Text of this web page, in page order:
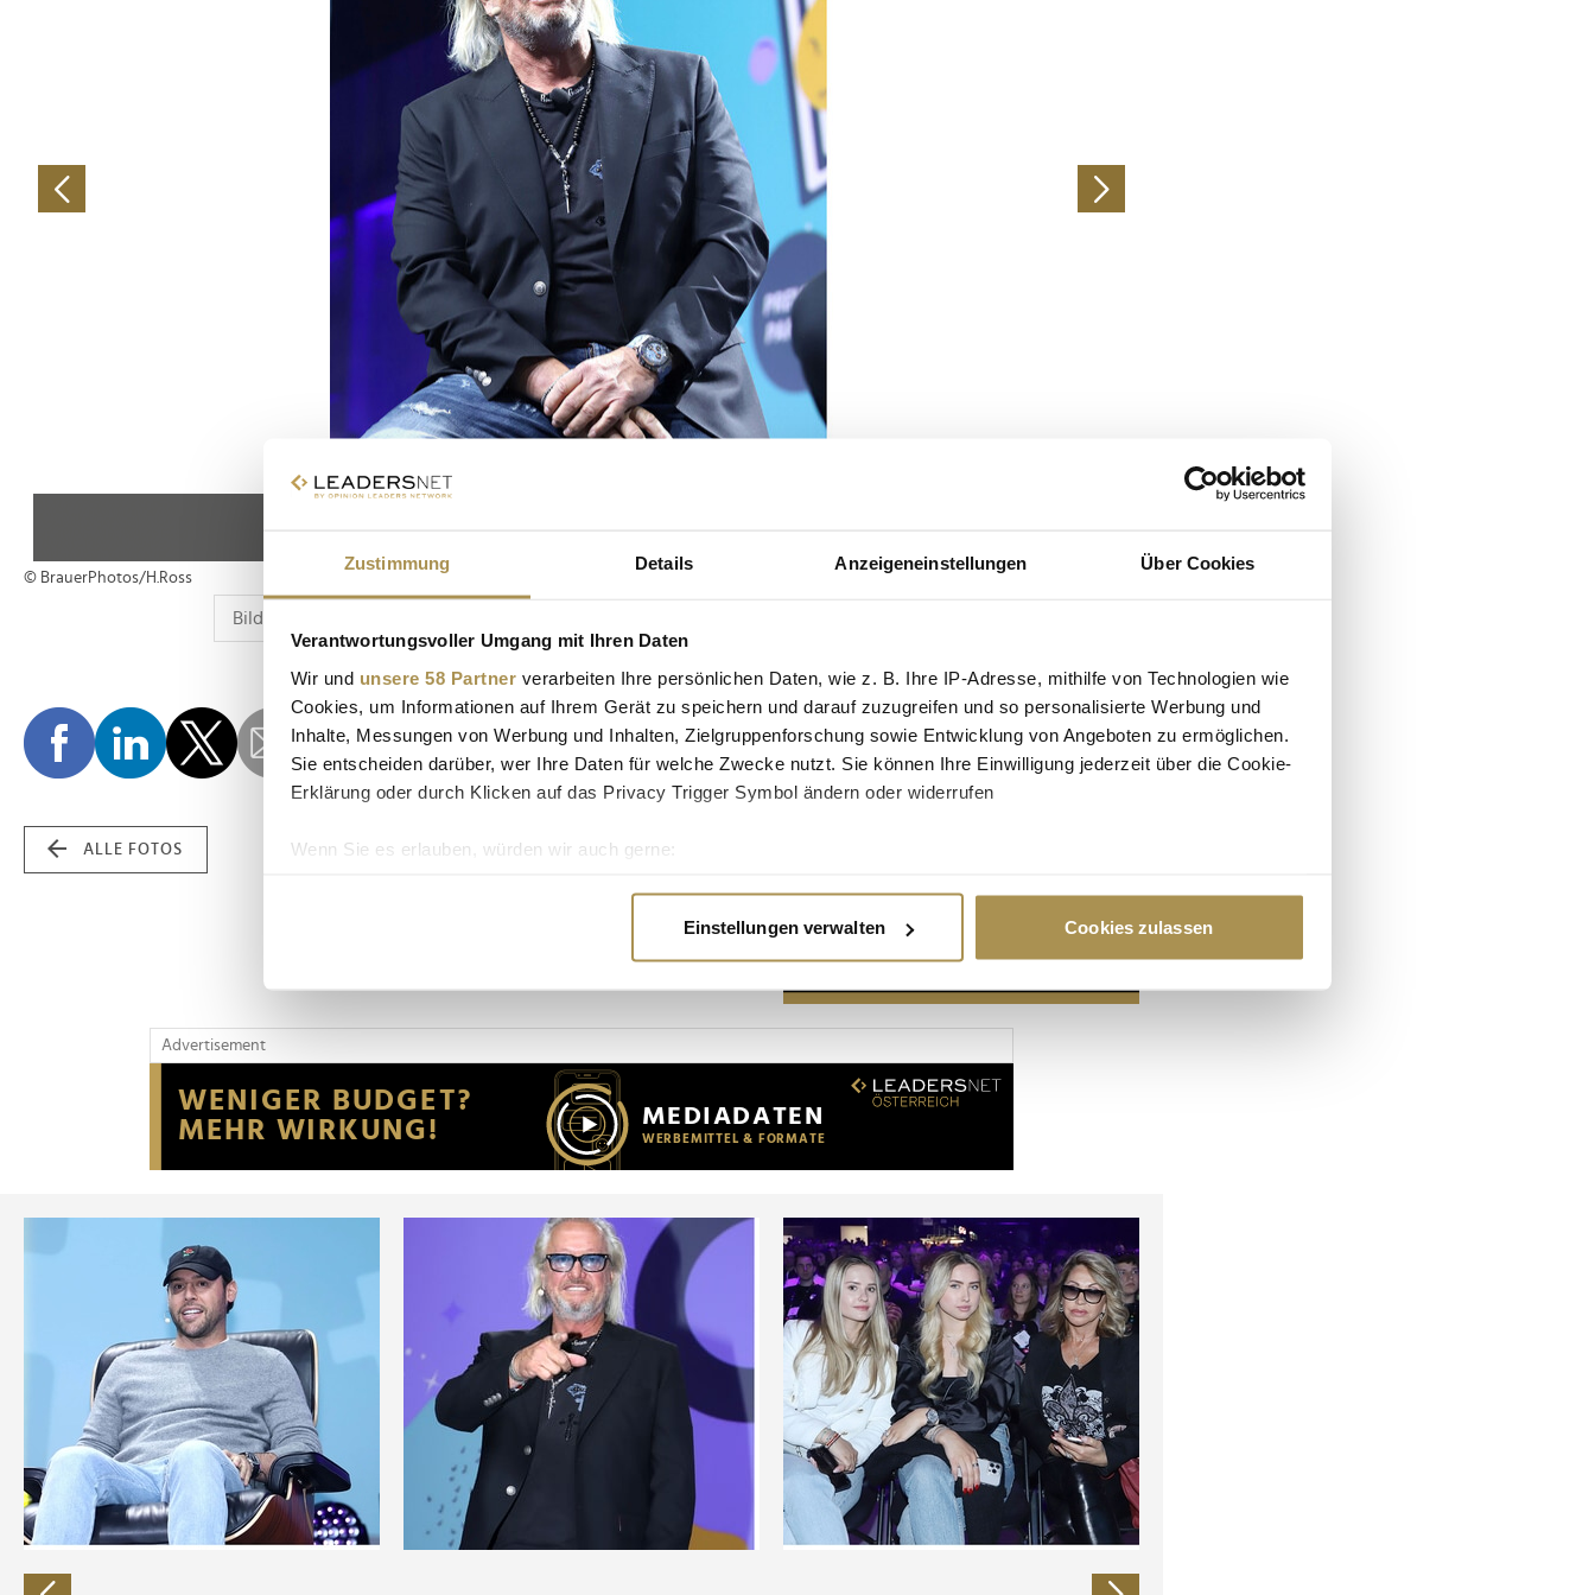
Zustimmung Details Anzeigeneinstellungen Über Cookies
Verantwortungsvoller Umgang mit Ihren Daten
Wir und unsere 58 Partner verarbeiten Ihre persönlichen Daten, wie z. B. Ihre IP-Adresse, mithilfe von Technologien wie
Cookies, um Informationen auf Ihrem Gerät zu speichern und darauf zuzugreifen und so personalisierte Werbung und
Inhalte, Messungen von Werbung und Inhalten, Zielgruppenforschung sowie Entwicklung von Angeboten zu ermöglichen.
Sie entscheiden darüber, wer Ihre Daten für welche Zwecke nutzt. Sie können Ihre Einwilligung jederzeit über die Cookie-
Erklärung oder durch Klicken auf das Privacy Trigger Symbol ändern oder widerrufen
Wenn Sie es erlauben, würden wir auch gerne:
Erfahren Sie mehr darüber, wie Ihre persönlichen Daten verarbeitet werden, und legen Sie Ihre Präferenzen im
Wir verwenden Cookies, um Inhalte und Anzeigen zu personalisieren, Funktionen für soziale Medien anbieten zu können
Website an unsere Partner für soziale Medien, Werbung und Analysen weiter. Unsere Partner führen diese Informationen
möglicherweise mit weiteren Daten zusammen, die Sie ihnen bereitgestellt haben oder die sie im Rahmen Ihrer Nutzung
der Dienste gesammelt haben.
Einstellungen verwalten Cookies zulassen
© BrauerPhotos/H.Ross
ALLE FOTOS
Advertisement
Advertisement